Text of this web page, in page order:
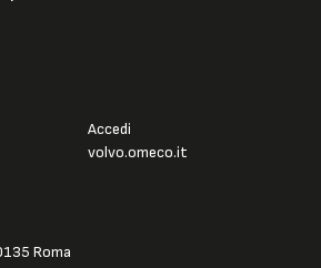
Roma
Accedi
volvo.omeco.it